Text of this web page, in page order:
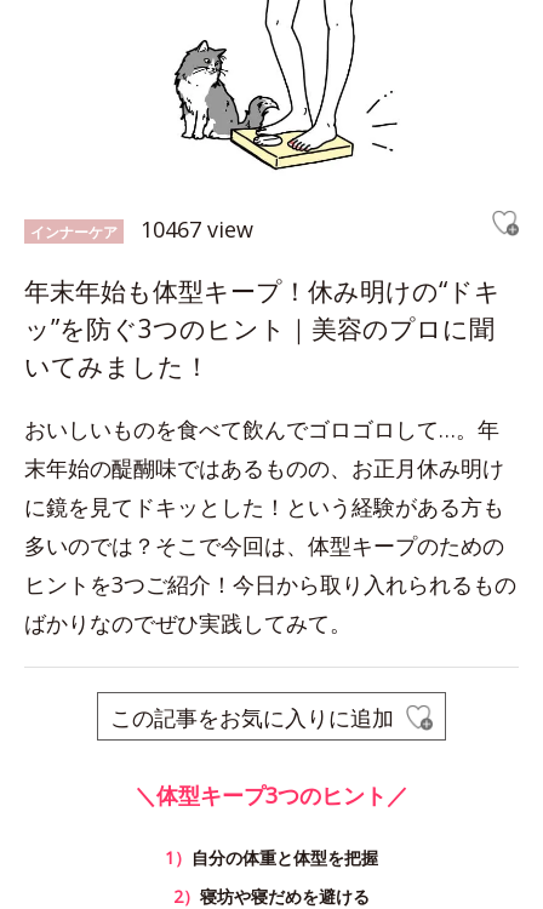
インナーケア 10467 view
年末年始も体型キープ！休み明けの“ドキ
ッ”を防ぐ3つのヒント｜美容のプロに聞
いてみました！
おいしいものを食べて飲んでゴロゴロして…。年
末年始の醍醐味ではあるものの、お正月休み明け
に鏡を見てドキッとした！という経験がある方も
多いのでは？そこで今回は、体型キープのための
ヒントを3つご紹介！今日から取り入れられるもの
ばかりなのでぜひ実践してみて。
この記事をお気に入りに追加
＼体型キープ3つのヒント／
1） 自分の体重と体型を把握
2） 寝坊や寝だめを避ける